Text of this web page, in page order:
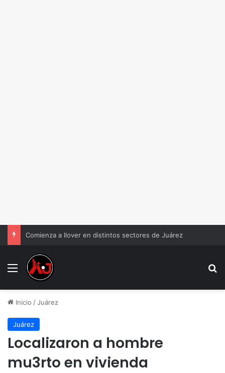
Comienza a llover en distintos sectores de Juárez
Menu
Inicio /Juárez
Juárez
Localizaron a hombre
mu3rto en vivienda